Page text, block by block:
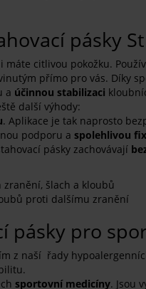
pásky
máte citlivou pokožku.
přímo pro vás. Díky
a účinnou stabilizaci
další výhody:
. Aplikace je tak naprosto
podporu a spolehlivou
pásky zachovávají
zranění, šlach a kloubů
proti dalšímu zranění
pásky pro
z naší řady
sportovní medicíny. Jsou